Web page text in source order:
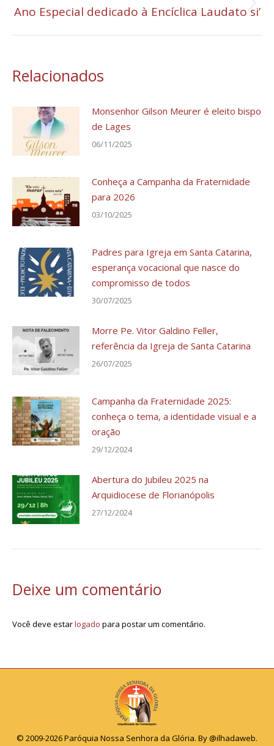
Próximo
Ano Especial dedicado à Encíclica Laudato si’
Relacionados
Monsenhor Gilson Meurer é eleito bispo
de Lages
06/11/2025
Conheça a Campanha da Fraternidade
para 2026
03/10/2025
Padres para Igreja em Santa Catarina,
esperança vocacional que nasce do
compromisso de todos
30/07/2025
Morre Pe. Vitor Galdino Feller,
referência da Igreja de Santa Catarina
26/07/2025
Campanha da Fraternidade 2025:
conheça o tema, a identidade visual e a
oração
29/12/2024
Abertura do Jubileu 2025 na
Arquidiocese de Florianópolis
27/12/2024
Deixe um comentário
Você deve estarlogado para postar um comentário.
© 2009-2026 Paróquia Nossa Senhora da Glória. By@ilhadaweb.